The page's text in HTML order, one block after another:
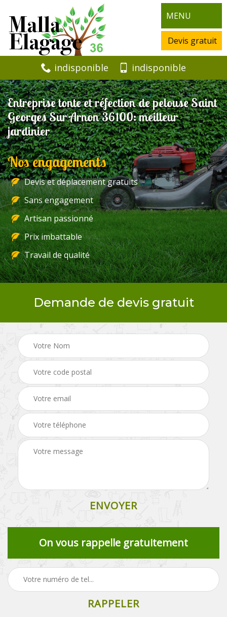
MENU
Devis gratuit
indisponible indisponible
Entreprise tonte et réfection de pelouse Saint
Georges Sur Arnon 36100: meilleur
jardinier
Nos engagements
Devis et déplacement gratuits
Sans engagement
Artisan passionné
Prix imbattable
Travail de qualité
Demande de devis gratuit
On vous rappelle gratuitement